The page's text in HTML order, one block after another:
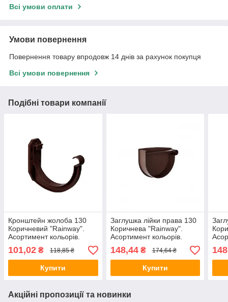
Всі умови оплати
Умови повернення
Повернення товару впродовж 14 днів за рахунок покупця
Всі умови повернення
Подібні товари компанії
Кронштейн жолоба 130
Коричневий "Rainway".
Асортимент кольорів.
101,02 ₴ 118,85 ₴
Купити
Заглушка лійки права 130
Коричнева "Rainway".
Асортимент кольорів.
148,44₴ 174,64 ₴
Купити
Акційні пропозиції та новинки